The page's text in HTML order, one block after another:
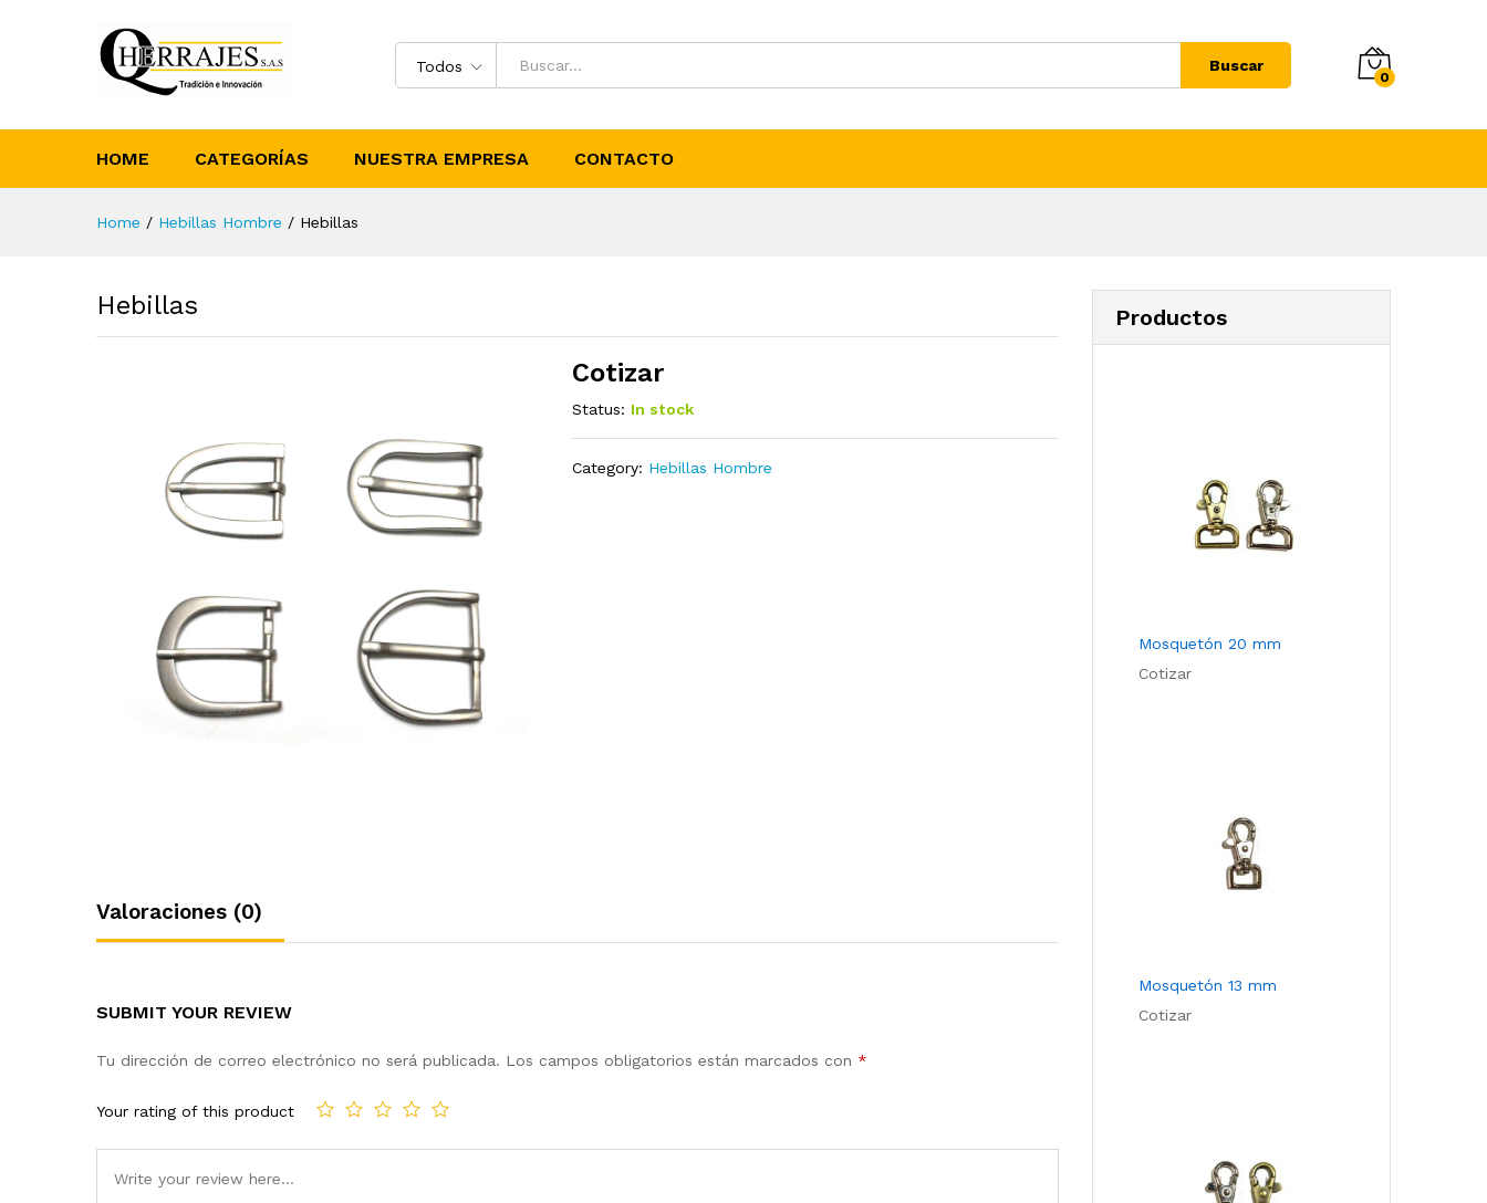
Todos Buscar
0
HOME CATEGORÍAS NUESTRA EMPRESA CONTACTO
Home / Hebillas Hombre / Hebillas
Hebillas
Cotizar
Status: In stock
Category: Hebillas Hombre
Valoraciones (0)
SUBMIT YOUR REVIEW
Tu dirección de correo electrónico no será publicada. Los campos obligatorios están marcados con *
Your rating of this product
Productos
Mosquetón 20 mm
Cotizar
Mosquetón 13 mm
Cotizar